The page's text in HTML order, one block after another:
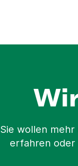
Sie wollen
erfahren oder